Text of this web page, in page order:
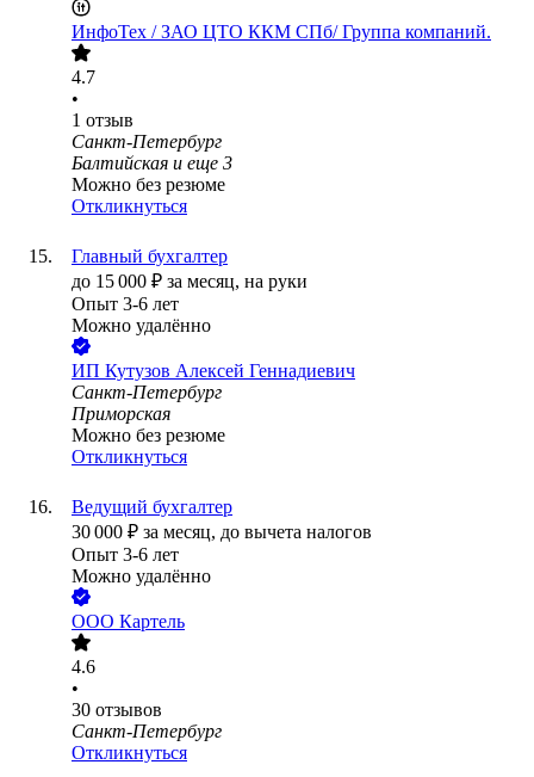
ИнфоТех / ЗАО ЦТО ККМ СПб/ Группа компаний.
4.7
•
1 отзыв
Санкт-Петербург
Балтийская и еще 3
Можно без резюме
Откликнуться
Главный бухгалтер
до 15 000 ₽ за месяц, на руки
Опыт 3-6 лет
Можно удалённо
ИП Кутузов Алексей Геннадиевич
Санкт-Петербург
Приморская
Можно без резюме
Откликнуться
Ведущий бухгалтер
30 000 ₽ за месяц, до вычета налогов
Опыт 3-6 лет
Можно удалённо
ООО Картель
4.6
•
30 отзывов
Санкт-Петербург
Откликнуться